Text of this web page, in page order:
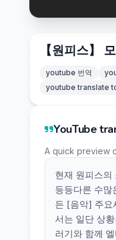
【원피스】
youtube 번역
youtube translate
YouTube
A quick preview
현재 원피스의
등등다른 수
든 [음악] 주요
서는 일단 상
러기와 함께